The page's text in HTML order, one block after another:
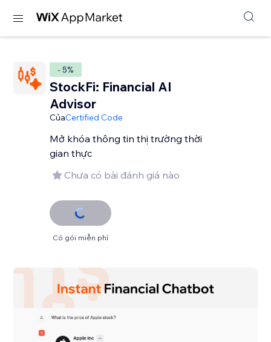
- 5%
StockFi: Financial AI
Advisor
CủaCertified Code
Mở khóa thông tin thị trường thời
gian thực
Chưa có bài đánh giá nào
Có gói miễn phí